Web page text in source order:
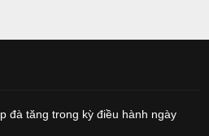
đà tăng trong kỳ điều hành ngày